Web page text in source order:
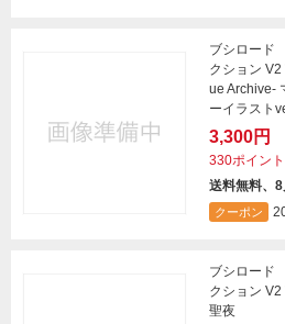
ブシロード
クション
ue Archive-
ーイラスト
3,300円
330ポイント
送料無料、8
クーポン
ブシロード
クション
聖夜